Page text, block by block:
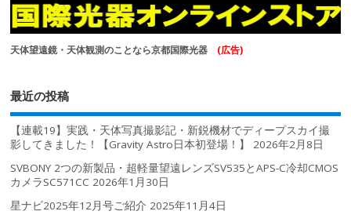
天体望遠鏡・天体観測のことなら京都国際光器 (広告)
最近の投稿
【連載19】実践・天体写真撮影記・新鋭機材でディープスカイ撮
影してきました！【Gravity Astro日本初登場！】
2026年2月8日
SVBONY 2つの新製品・超軽量望遠レンズSV535とAPS-C冷却CMOS
カメラSC571CC 2026年1月30日
星ナビ2025年12月号ご紹介 2025年11月4日